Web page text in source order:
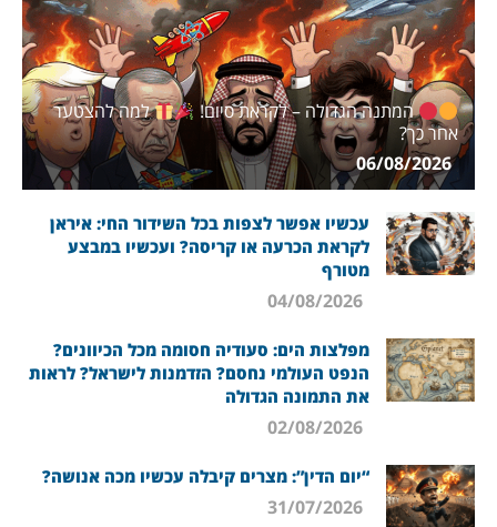
המתנה הגדולה – לקראת סיום!
למה להצטער
אחר כך?
06/08/2026
עכשיו אפשר לצפות בכל השידור החי: איראן
לקראת הכרעה או קריסה? ועכשיו במבצע
מטורף
מפלצות הים: סעודיה חסומה מכל הכיוונים?
הנפט העולמי נחסם? הזדמנות לישראל? לראות
את התמונה הגדולה
“יום הדין”: מצרים קיבלה עכשיו מכה אנושה?